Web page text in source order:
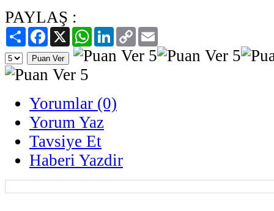
PAYLAŞ :
PaylaşFacebook
X WhatsAppLinkedIn
Copy
Link
Yorumlar (0)
Yorum Yaz
Tavsiye Et
Haberi Yazdir